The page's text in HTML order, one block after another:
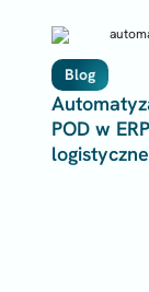
Blog
POD w